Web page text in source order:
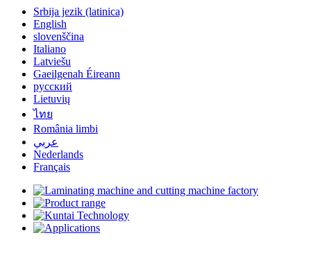
Srbija jezik (latinica)
English
slovenščina
Italiano
Latviešu
Gaeilgenah Éireann
русский
Lietuvių
ไทย
România limbi
عربي
Nederlands
Français